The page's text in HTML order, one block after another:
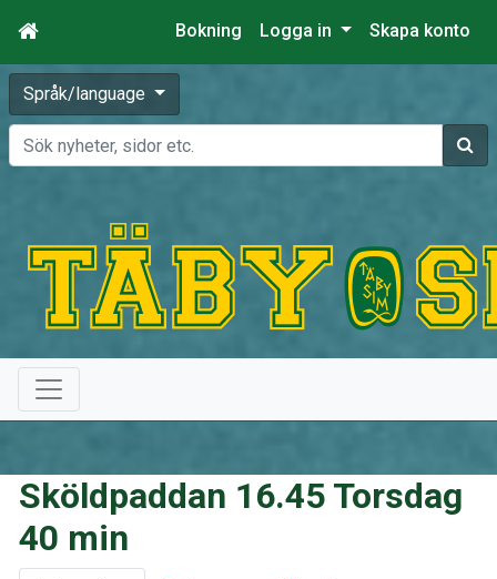
Bokning Logga in Skapa konto
Språk/language
Sök
Sköldpaddan 16.45 Torsdag
40 min